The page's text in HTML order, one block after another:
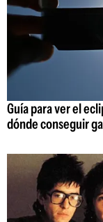
Guía para ver el
dónde conseguir